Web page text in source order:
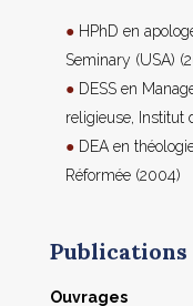
H PhD en
Seminary (USA)
DESS en
religieuse, Institut
DEA en
Réformée (2004)
Ouvrages